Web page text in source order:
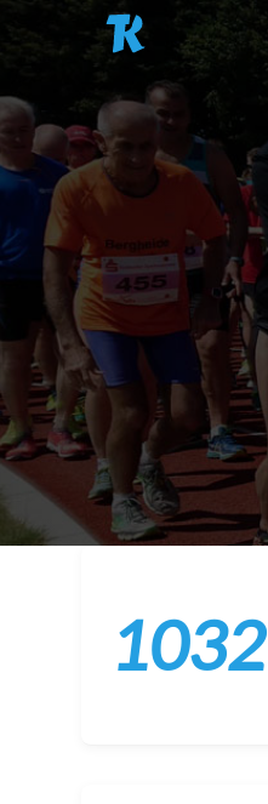
Pasar al contenido principal
1032